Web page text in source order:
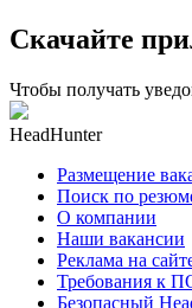
Скачайте
Чтобы получать
HeadHunter
Размещение
Поиск по
О компании
Наши вакансии
Реклама на
Требования к
Безопасный